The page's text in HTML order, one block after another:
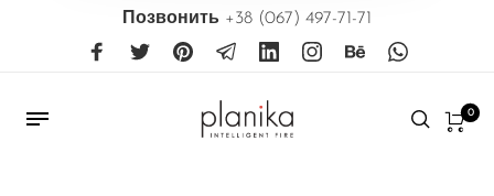
Позвонить +38 (067) 497-71-71
0